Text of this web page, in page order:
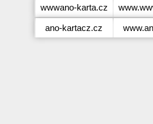
wwwano-karta.cz
ano-kartacz.cz